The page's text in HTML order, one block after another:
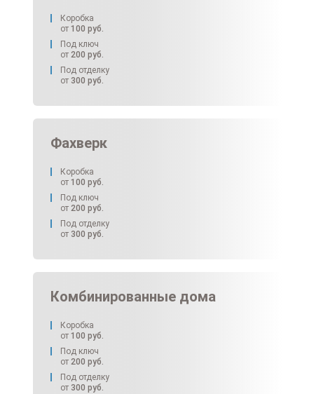
Коробка
от 100 руб.
Под ключ
от 200 руб.
Под отделку
от 300 руб.
Фахверк
Коробка
от 100 руб.
Под ключ
от 200 руб.
Под отделку
от 300 руб.
Комбинированные дома
Коробка
от 100 руб.
Под ключ
от 200 руб.
Под отделку
от 300 руб.